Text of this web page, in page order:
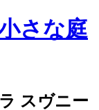
さな庭
スヴニー